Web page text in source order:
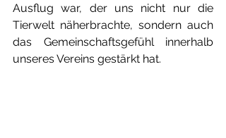
Ausflug war, der uns nicht nur die
Tierwelt näherbrachte, sondern auch
das Gemeinschaftsgefühl innerhalb
unseres Vereins gestärkt hat.